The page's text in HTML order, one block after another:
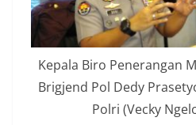
Kepala Biro Penerangan
Brigjend Pol Dedy
Polri (Vecky